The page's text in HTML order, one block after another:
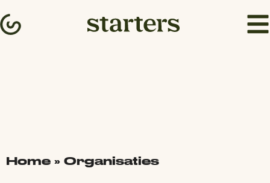
Home » Organisaties